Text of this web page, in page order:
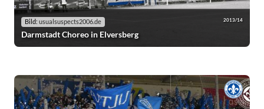
Bild: usualsuspects2006.de 2013/14
Darmstadt Choreo in Elversberg